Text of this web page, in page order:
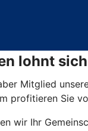
lohnt
Mitglied
profitieren Sie
wir Ihr